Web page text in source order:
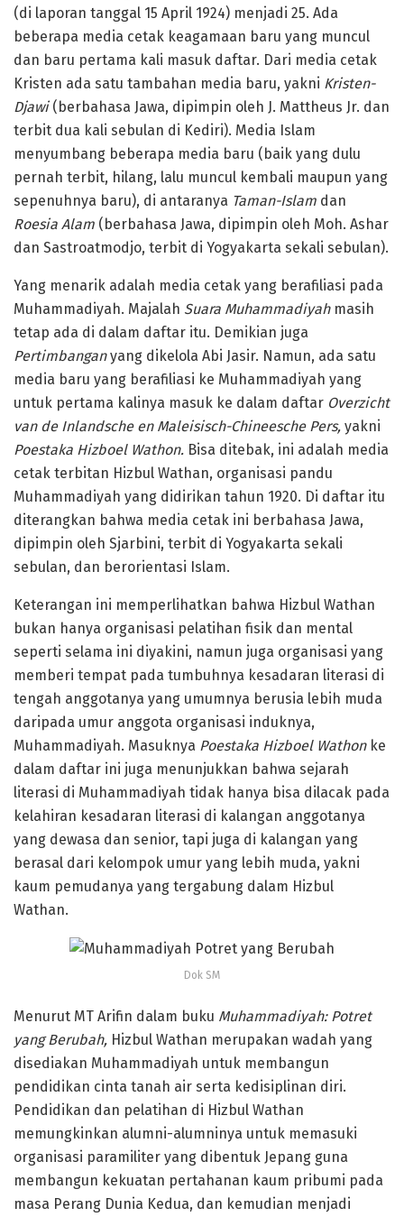
(di laporan tanggal 15 April 1924) menjadi 25. Ada
beberapa media cetak keagamaan baru yang muncul
dan baru pertama kali masuk daftar. Dari media cetak
Kristen ada satu tambahan media baru, yakni Kristen-
Djawi (berbahasa Jawa, dipimpin oleh J. Mattheus Jr. dan
terbit dua kali sebulan di Kediri). Media Islam
menyumbang beberapa media baru (baik yang dulu
pernah terbit, hilang, lalu muncul kembali maupun yang
sepenuhnya baru), di antaranya Taman-Islam dan
Roesia Alam (berbahasa Jawa, dipimpin oleh Moh. Ashar
dan Sastroatmodjo, terbit di Yogyakarta sekali sebulan).
Yang menarik adalah media cetak yang berafiliasi pada
Muhammadiyah. Majalah Suara Muhammadiyah masih
tetap ada di dalam daftar itu. Demikian juga
Pertimbanganyang dikelola Abi Jasir. Namun, ada satu
media baru yang berafiliasi ke Muhammadiyah yang
untuk pertama kalinya masuk ke dalam daftar Overzicht
van de Inlandsche en Maleisisch-Chineesche Pers, yakni
Poestaka Hizboel Wathon. Bisa ditebak, ini adalah media
cetak terbitan Hizbul Wathan, organisasi pandu
Muhammadiyah yang didirikan tahun 1920. Di daftar itu
diterangkan bahwa media cetak ini berbahasa Jawa,
dipimpin oleh Sjarbini, terbit di Yogyakarta sekali
sebulan, dan berorientasi Islam.
Keterangan ini memperlihatkan bahwa Hizbul Wathan
bukan hanya organisasi pelatihan fisik dan mental
seperti selama ini diyakini, namun juga organisasi yang
memberi tempat pada tumbuhnya kesadaran literasi di
tengah anggotanya yang umumnya berusia lebih muda
daripada umur anggota organisasi induknya,
Muhammadiyah. Masuknya Poestaka Hizboel Wathon ke
dalam daftar ini juga menunjukkan bahwa sejarah
literasi di Muhammadiyah tidak hanya bisa dilacak pada
kelahiran kesadaran literasi di kalangan anggotanya
yang dewasa dan senior, tapi juga di kalangan yang
berasal dari kelompok umur yang lebih muda, yakni
kaum pemudanya yang tergabung dalam Hizbul
Wathan.
Dok SM
Menurut MT Arifin dalam buku Muhammadiyah: Potret
yang Berubah, Hizbul Wathan merupakan wadah yang
disediakan Muhammadiyah untuk membangun
pendidikan cinta tanah air serta kedisiplinan diri.
Pendidikan dan pelatihan di Hizbul Wathan
memungkinkan alumni-alumninya untuk memasuki
organisasi paramiliter yang dibentuk Jepang guna
membangun kekuatan pertahanan kaum pribumi pada
masa Perang Dunia Kedua, dan kemudian menjadi